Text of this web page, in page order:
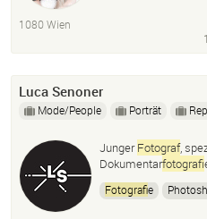
1080 Wien
Luca Senoner
Mode/People Porträt
JungerFotograf,
Dokumentarfotograf
Fotografie